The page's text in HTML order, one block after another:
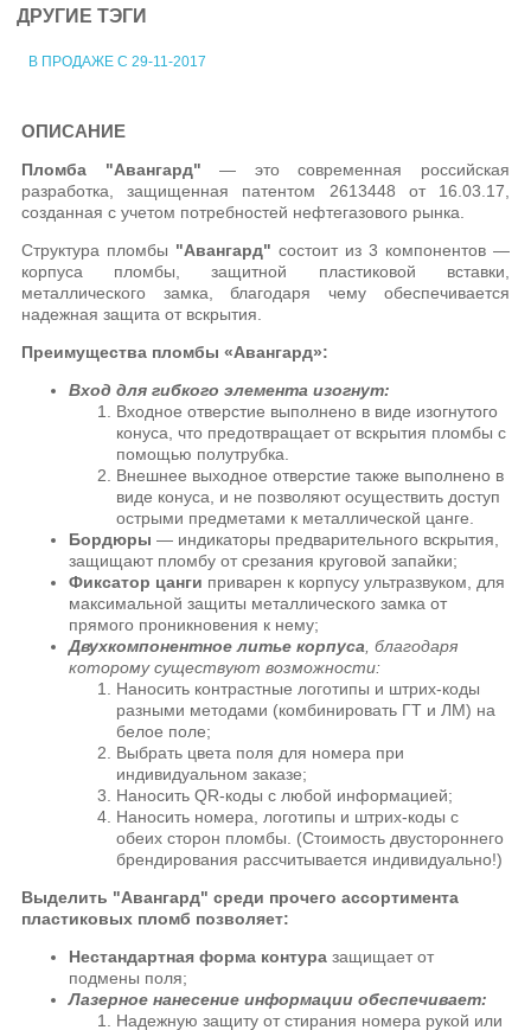
ДРУГИЕ ТЭГИ
В ПРОДАЖЕ С 29-11-2017
ОПИСАНИЕ
Пломба "Авангард" — это современная российская
разработка, защищенная патентом 2613448 от 16.03.17,
созданная с учетом потребностей нефтегазового рынка.
Структура пломбы "Авангард" состоит из 3 компонентов —
корпуса пломбы, защитной пластиковой вставки,
металлического замка, благодаря чему обеспечивается
надежная защита от вскрытия.
Преимущества пломбы «Авангард»:
Вход для гибкого элемента изогнут:
Входное отверстие выполнено в виде изогнутого
конуса, что предотвращает от вскрытия пломбы с
помощью полутрубка.
Внешнее выходное отверстие также выполнено в
виде конуса, и не позволяют осуществить доступ
острыми предметами к металлической цанге.
Бордюры — индикаторы предварительного вскрытия,
защищают пломбу от срезания круговой запайки;
Фиксатор цанги приварен к корпусу ультразвуком, для
максимальной защиты металлического замка от
прямого проникновения к нему;
Двухкомпонентное литье корпуса , благодаря
которому существуют возможности:
Наносить контрастные логотипы и штрих-коды
разными методами (комбинировать ГТ и ЛМ) на
белое поле;
Выбрать цвета поля для номера при
индивидуальном заказе;
Наносить QR-коды с любой информацией;
Наносить номера, логотипы и штрих-коды с
обеих сторон пломбы. (Стоимость двустороннего
брендирования рассчитывается индивидуально!)
Выделить "Авангард" среди прочего ассортимента
пластиковых пломб позволяет:
Нестандартная форма контура защищает от
подмены поля;
Лазерное нанесение информации обеспечивает:
Надежную защиту от стирания номера рукой или